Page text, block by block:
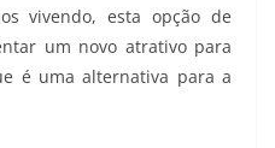
vivendo, esta opção de
um novo atrativo para
é uma alternativa para a